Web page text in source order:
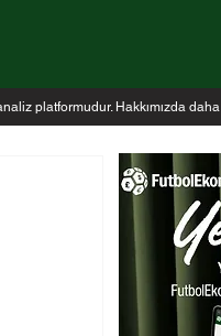
platformudur. Hakkımızda